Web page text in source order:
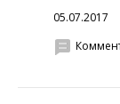
05.07.2017